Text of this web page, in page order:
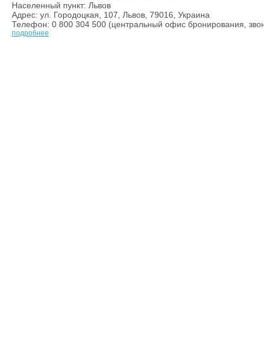
Населенный пункт: Львов
Адрес: ул. Городоцкая, 107, Львов, 79016, Украина
Телефон: 0 800 304 500 (центральный офис бронирования,
подробнее